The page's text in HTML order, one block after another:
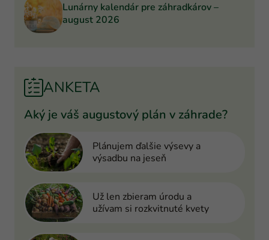
Lunárny kalendár pre záhradkárov –
august 2026
ANKETA
Aký je váš augustový plán v záhrade?
Plánujem ďalšie výsevy a
výsadbu na jeseň
Už len zbieram úrodu a
užívam si rozkvitnuté kvety